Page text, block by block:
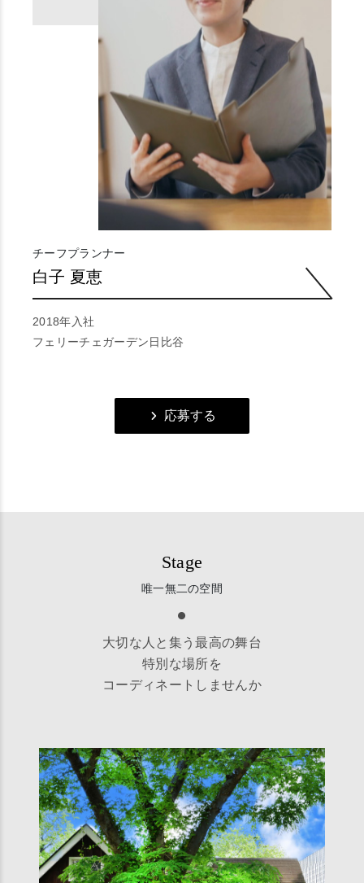
チーフプランナー
白子 夏恵
2018年入社
フェリーチェガーデン日比谷
応募する
Stage
唯一無二の空間
大切な人と集う最高の舞台
特別な場所を
コーディネートしませんか